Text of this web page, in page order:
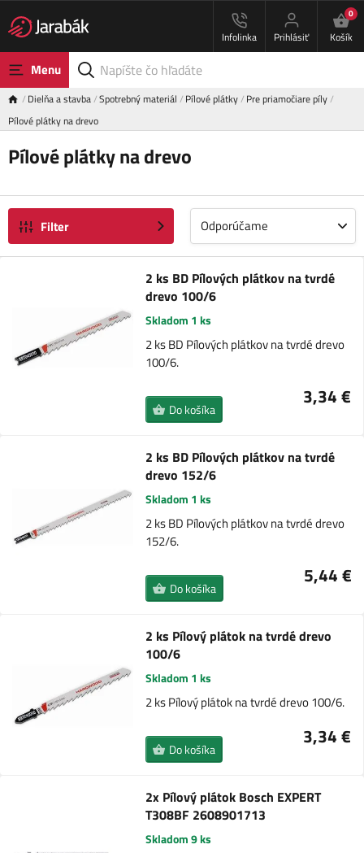
Infolinka Prihlásiť
0
Košík
Menu
Dielňa a stavba Spotrebný materiál Pílové plátky Pre priamočiare píly
Pílové plátky na drevo
Pílové plátky na drevo
Filter Odporúčame
2 ks BD Pílových plátkov na tvrdé
drevo 100/6
Skladom 1 ks
2 ks BD Pílových plátkov na tvrdé drevo
100/6.
3,34 €
Do košíka
2 ks BD Pílových plátkov na tvrdé
drevo 152/6
Skladom 1 ks
2 ks BD Pílových plátkov na tvrdé drevo
152/6.
5,44 €
Do košíka
2 ks Pílový plátok na tvrdé drevo
100/6
Skladom 1 ks
2 ks Pílový plátok na tvrdé drevo 100/6.
3,34 €
Do košíka
2x Pílový plátok Bosch EXPERT
T308BF 2608901713
Skladom 9 ks